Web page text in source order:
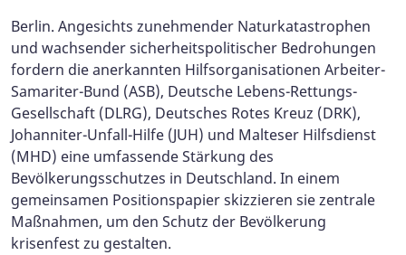
Berlin. Angesichts zunehmender Naturkatastrophen
und wachsender sicherheitspolitischer Bedrohungen
fordern die anerkannten Hilfsorganisationen Arbeiter-
Samariter-Bund (ASB), Deutsche Lebens-Rettungs-
Gesellschaft (DLRG), Deutsches Rotes Kreuz (DRK),
Johanniter-Unfall-Hilfe (JUH) und Malteser Hilfsdienst
(MHD) eine umfassende Stärkung des
Bevölkerungsschutzes in Deutschland. In einem
gemeinsamen Positionspapier skizzieren sie zentrale
Maßnahmen, um den Schutz der Bevölkerung
krisenfest zu gestalten.